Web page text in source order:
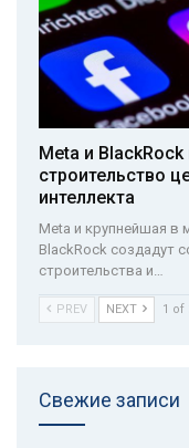
Meta и
строительство
интеллекта
Meta и крупнейшая в
BlackRock создадут
строительства и…
PREV NEXT 1 of
Свежие записи